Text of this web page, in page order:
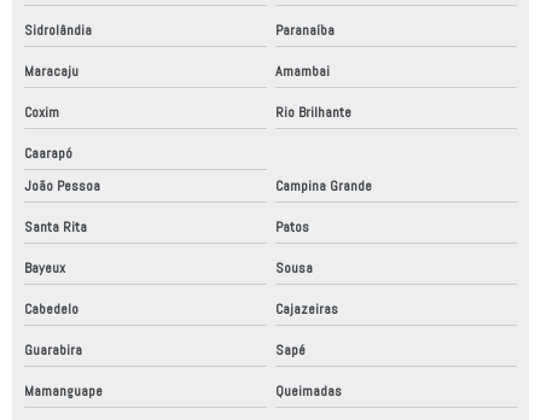
Sidrolândia Paranaíba
Maracaju Amambai
Coxim Rio Brilhante
Caarapó
João Pessoa
Campina Grande
Santa Rita Patos
Bayeux Sousa
Cabedelo Cajazeiras
Guarabira Sapé
Mamanguape Queimadas